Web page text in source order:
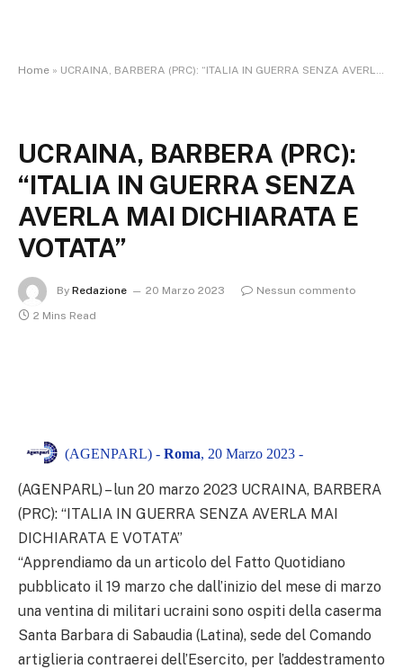
Home » UCRAINA, BARBERA (PRC): “ITALIA IN GUERRA SENZA AVERLA MAI DICHIARATA E VOTATA”
UCRAINA, BARBERA (PRC):
“ITALIA IN GUERRA SENZA
AVERLA MAI DICHIARATA E
VOTATA”
By Redazione 20 Marzo 2023
Nessun commento
2 Mins Read
(AGENPARL) - Roma, 20 Marzo 2023 -
(AGENPARL) – lun 20 marzo 2023 UCRAINA, BARBERA
(PRC): “ITALIA IN GUERRA SENZA AVERLA MAI
DICHIARATA E VOTATA”
“Apprendiamo da un articolo del Fatto Quotidiano
pubblicato il 19 marzo che dall’inizio del mese di marzo
una ventina di militari ucraini sono ospiti della caserma
Santa Barbara di Sabaudia (Latina), sede del Comando
artiglieria contraerei dell’Esercito, per l’addestramento